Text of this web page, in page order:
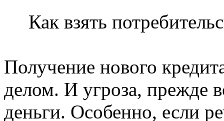
Как взять
Получение нового
делом. И угроза, прежде
деньги. Особенно, если